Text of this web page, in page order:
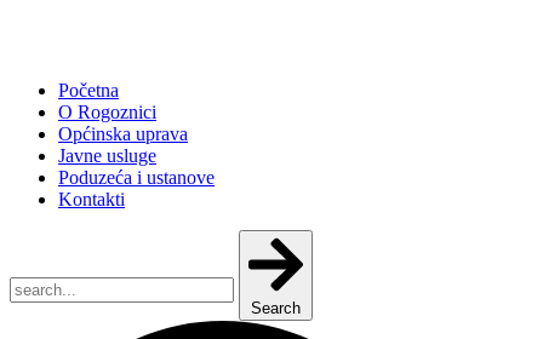
Početna
O Rogoznici
Općinska uprava
Javne usluge
Poduzeća i ustanove
Kontakti
Search